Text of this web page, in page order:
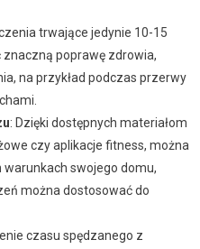
trwające jedynie 10-15
poprawę zdrowia,
na przykład podczas przerwy
: Dzięki dostępnych materiałom
czy aplikacje fitness, można
swojego domu,
można dostosować do
czasu spędzanego z